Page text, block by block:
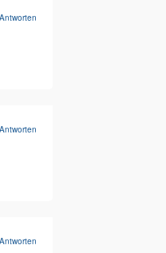
Antworten
Antworten
Antworten